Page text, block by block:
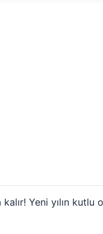
Yeni yılın kutlu